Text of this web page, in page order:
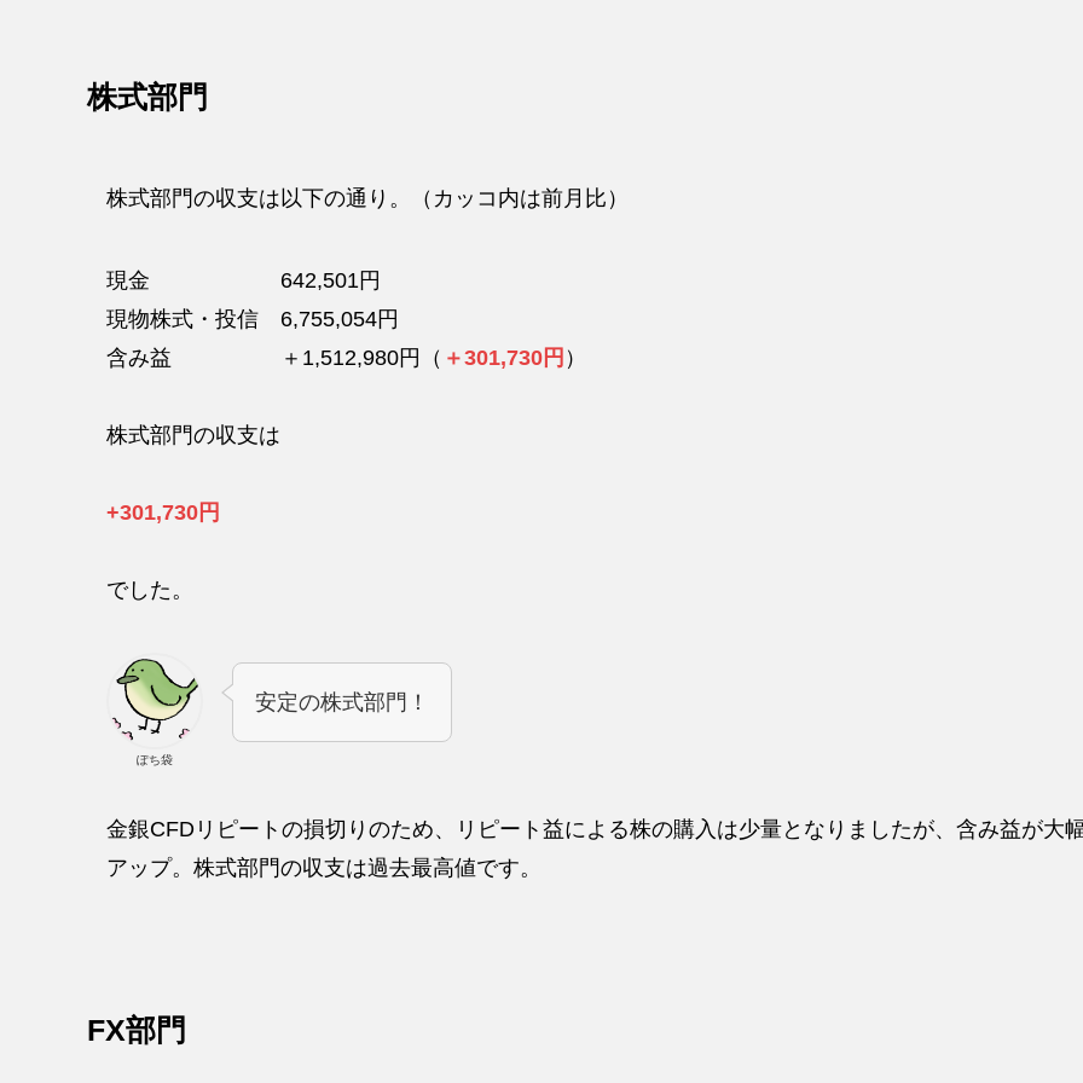
株式部門
株式部門の収支は以下の通り。（カッコ内は前月比）
現金 642,501円
現物株式・投信 6,755,054円
含み益 ＋1,512,980円（ ＋301,730円 ）
株式部門の収支は
+301,730円
でした。
ぽち袋
安定の株式部門！
金銀CFDリピートの損切りのため、リピート益による株の購入は少量となりましたが、含み益が大
アップ。株式部門の収支は過去最高値です。
FX部門